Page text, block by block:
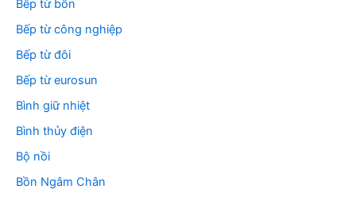
Bếp từ bốn
Bếp từ công nghiệp
Bếp từ đôi
Bếp từ eurosun
Bình giữ nhiệt
Bình thủy điện
Bộ nồi
Bồn Ngâm Chân